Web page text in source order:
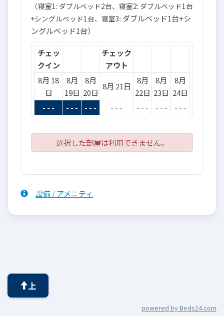
（寝室1: ダブルベッド2台、寝室2: ダブルベッド1台
+シングルベッド1台、寝室3: ダブルベッド1台+シ
ングルベッド1台）
チェッ
クイン
チェック
アウト
8月 18
日
8月
19日
8月
20日
8月 21日
8月
22日
8月
23日
8月
24日
- - -
- - - - - - - - - - - - - - - - - -
選択した部屋は利用できません。
設備 / アメニティ
上
powered by Beds24.com